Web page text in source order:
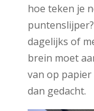
hoe teken je
dagelijks of
brein moet
van op
dan gedacht.